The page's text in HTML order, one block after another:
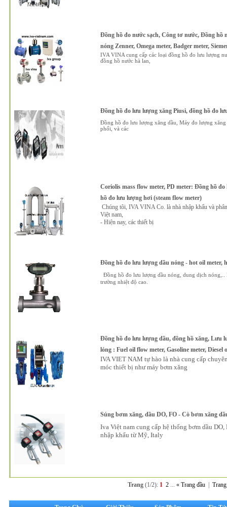
Đồng hồ đo nước sạch, Công tơ nước, Đồng hồ
nóng Zenner, Omega meter, Badger meter,
IVA VINA cung cấp các loại đồng hồ đo lưu lượng
đồng hồ nước hà lan,
Đồng hồ đo lưu lượng xăng Piusi, đồng hồ đo
Đồng hồ đo lưu lượng xăng dầu, Máy đo lượng xăng
phối, và các
Coriolis mass flow meter, PD meter: Đồng hồ
hồ đo lưu lượng hơi (steam flow meter)
Chúng tôi, IVA VINA Co. là nhà nhập khẩu và
Việt nam,
- Hiện nay, các thiết bị
Đồng hồ đo lưu lượng dầu nóng - hot oil meter,
Đồng hồ đo lưu lượng dầu nóng, dung dịch
trường nhiệt độ cao.
Đồng hồ đo lưu lượng dầu, đồng hồ xăng, Lưu
lỏng : Fuel oil flow meter, Gasoline meter, Diesel
IVA VIET NAM tự hào là nhà cung cấp
móc thiết bị như máy bơm xăng
Súng bơm xăng, dầu DO, FO - Cò bơm xăng
Iva Việt nam cung cấp hệ thống bơm dầu
nhập khẩu từ Mỹ, Italy
Trang (1/2):1 2 ... « Trang đầu